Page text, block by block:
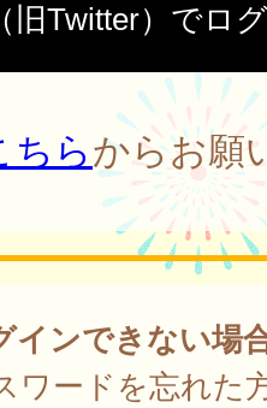
旧Twitter）でロ
ちらからお願
インできない場
ワードを忘れた